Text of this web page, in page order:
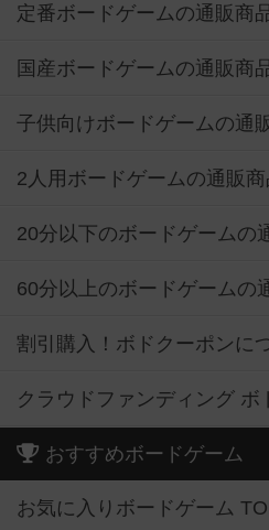
定番ボードゲームの通販商
国産ボードゲームの通販商
子供向けボードゲームの通
2人用ボードゲームの通販商
20分以下のボードゲームの
60分以上のボードゲームの
割引購入！ボドクーポンに
クラウドファンディング ボ
おすすめボードゲーム
お気に入りボードゲーム